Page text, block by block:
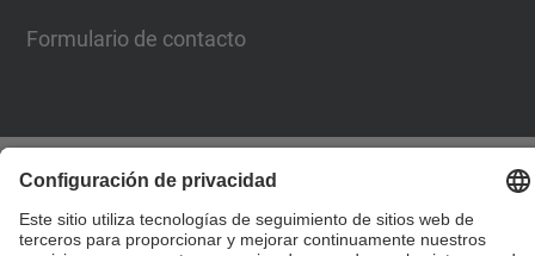
Formulario de contacto
© UPCEscuela Técnica Superior de Ingenieros de Caminos,